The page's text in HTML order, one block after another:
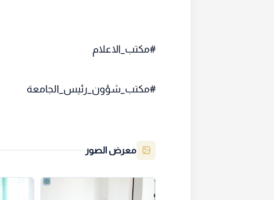
#مكتب_الاعلام
#مكتب_شؤون_رئيس_الجامعة
معرض الصور